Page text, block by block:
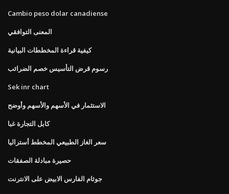
Cambio peso dolar canadiense
المعنى التوافقي
كيفية قراءة المخططات البيانية
رسوم قرض التأسيس خصم الضرائب
Sek inr chart
الاستثمار في الأسهم والأسهم وأوضح
كابل التجارة غبا
سعر الغاز الطبيعي المخطط أستراليا
حصيرة مبادلة الصفقات
جوثام الفارس الابيض على الانترنت